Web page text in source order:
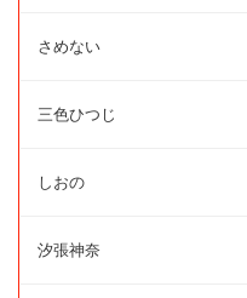
さめない
三色ひつじ
しおの
汐張神奈